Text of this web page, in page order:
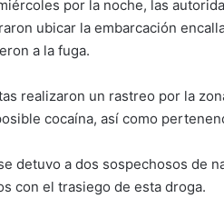
por la noche, las
ubicar la embarcación
a la fuga.
realizaron un rastreo por la
cocaína, así como
detuvo a dos sospechosos de
con el trasiego de esta droga.